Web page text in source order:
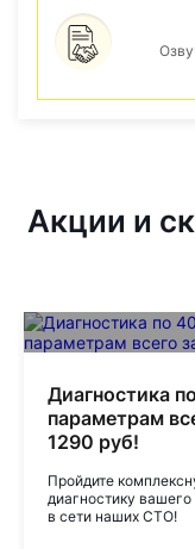
Акции и
Диагностика
параметрам
1290 руб!
Пройдите
диагностику
в сети наших СТО!